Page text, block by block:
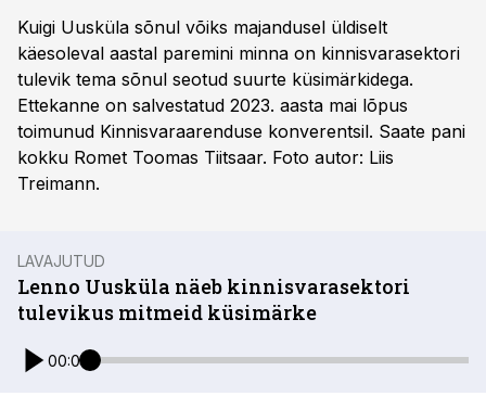
Kuigi Uusküla sõnul võiks majandusel üldiselt
käesoleval aastal paremini minna on kinnisvarasektori
tulevik tema sõnul seotud suurte küsimärkidega.
Ettekanne on salvestatud 2023. aasta mai lõpus
toimunud Kinnisvaraarenduse konverentsil. Saate pani
kokku Romet Toomas Tiitsaar. Foto autor: Liis
Treimann.
LAVAJUTUD
Lenno Uusküla näeb kinnisvarasektori
tulevikus mitmeid küsimärke
00:00